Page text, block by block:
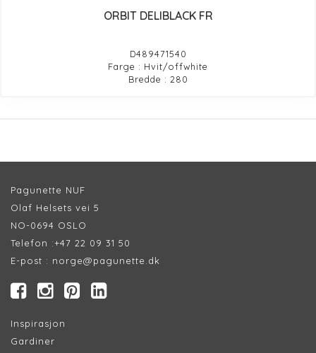
ORBIT DELIBLACK FR
D489471540
Farge : Hvit/offwhite
Bredde : 280
Pagunette NUF
Olaf Helsets vei 5
NO-0694 OSLO
Telefon :+47 22 09 31 50
E-post : norge@pagunette.dk
Inspirasjon
Gardiner